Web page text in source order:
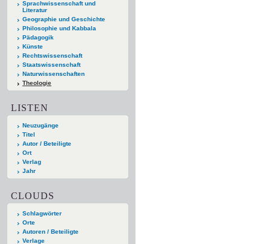
Sprachwissenschaft und
Literatur
Geographie und Geschichte
Philosophie und Kabbala
Pädagogik
Künste
Rechtswissenschaft
Staatswissenschaft
Naturwissenschaften
Theologie
LISTEN
Neuzugänge
Titel
Autor / Beteiligte
Ort
Verlag
Jahr
CLOUDS
Schlagwörter
Orte
Autoren / Beteiligte
Verlage